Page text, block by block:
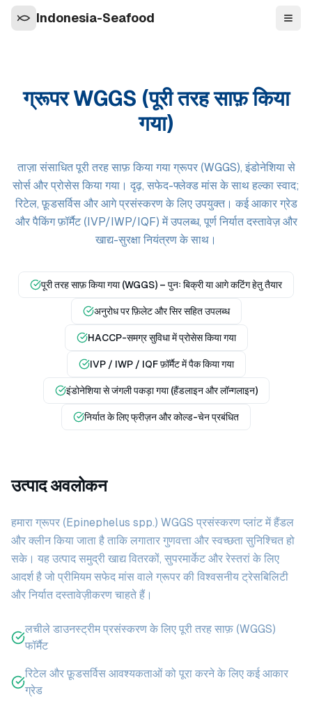
Indonesia-Seafood
ग्रूपर WGGS (पूरी तरह साफ़ किया
गया)
ताज़ा संसाधित पूरी तरह साफ़ किया गया ग्रूपर (WGGS), इंडोनेशिया से
सोर्स और प्रोसेस किया गया। दृढ़, सफेद-फ्लेक्ड मांस के साथ हल्का स्वाद;
रिटेल, फ़ूडसर्विस और आगे प्रसंस्करण के लिए उपयुक्त। कई आकार ग्रेड
और पैकिंग फ़ॉर्मैट (IVP/IWP/IQF) में उपलब्ध, पूर्ण निर्यात दस्तावेज़ और
खाद्य-सुरक्षा नियंत्रण के साथ।
पूरी तरह साफ़ किया गया (WGGS) – पुनः बिक्री या आगे कटिंग हेतु तैयार
अनुरोध पर फ़िलेट और सिर सहित उपलब्ध
HACCP-समग्र सुविधा में प्रोसेस किया गया
IVP / IWP / IQF फ़ॉर्मैट में पैक किया गया
इंडोनेशिया से जंगली पकड़ा गया (हैंडलाइन और लॉन्गलाइन)
निर्यात के लिए फ्रीज़न और कोल्ड-चेन प्रबंधित
उत्पाद अवलोकन
हमारा ग्रूपर (Epinephelus spp.) WGGS प्रसंस्करण प्लांट में हैंडल
और क्लीन किया जाता है ताकि लगातार गुणवत्ता और स्वच्छता सुनिश्चित हो
सके। यह उत्पाद समुद्री खाद्य वितरकों, सुपरमार्केट और रेस्तरां के लिए
आदर्श है जो प्रीमियम सफेद मांस वाले ग्रूपर की विश्वसनीय ट्रेसबिलिटी
और निर्यात दस्तावेज़ीकरण चाहते हैं।
लचीले डाउनस्ट्रीम प्रसंस्करण के लिए पूरी तरह साफ़ (WGGS)
फॉर्मैट
रिटेल और फ़ूडसर्विस आवश्यकताओं को पूरा करने के लिए कई आकार
ग्रेड